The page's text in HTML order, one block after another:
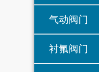
气动阀门
衬氟阀门